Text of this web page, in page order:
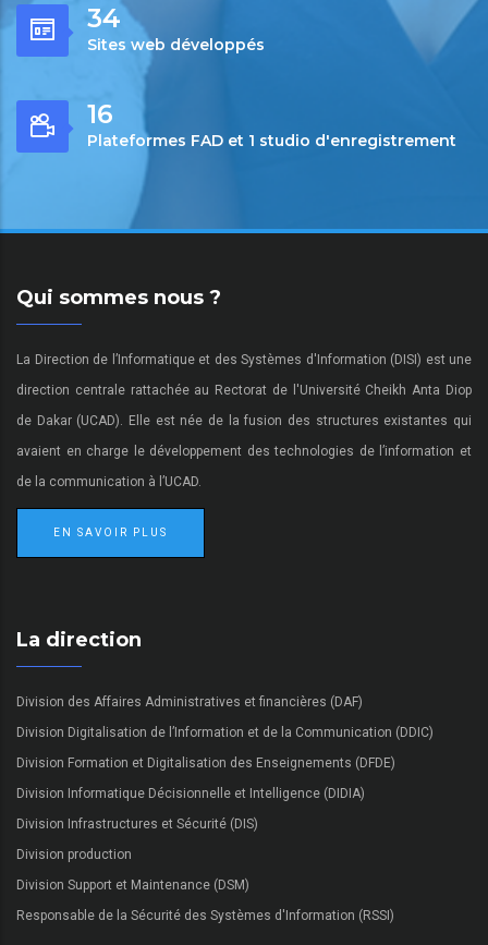
50
Sites web développés
24
Plateformes FAD et 1 studio d'enregistrement
Qui sommes nous ?
La Direction de l’Informatique et des Systèmes d'Information (DISI) est une
direction centrale rattachée au Rectorat de l'Université Cheikh Anta Diop
de Dakar (UCAD). Elle est née de la fusion des structures existantes qui
avaient en charge le développement des technologies de l’information et
de la communication à l’UCAD.
EN SAVOIR PLUS
La direction
Division des Affaires Administratives et financières (DAF)
Division Digitalisation de l’Information et de la Communication (DDIC)
Division Formation et Digitalisation des Enseignements (DFDE)
Division Informatique Décisionnelle et Intelligence (DIDIA)
Division Infrastructures et Sécurité (DIS)
Division production
Division Support et Maintenance (DSM)
Responsable de la Sécurité des Systèmes d'Information (RSSI)